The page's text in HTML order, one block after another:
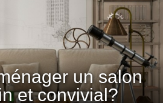
un salon
et convivial?